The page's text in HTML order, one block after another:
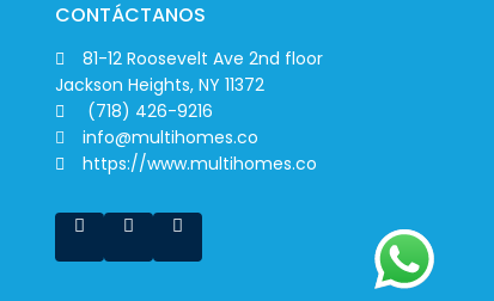
CONTÁCTANOS
81-12 Roosevelt Ave 2nd floor
Jackson Heights, NY 11372
(718) 426-9216
info@multihomes.co
https://www.multihomes.co